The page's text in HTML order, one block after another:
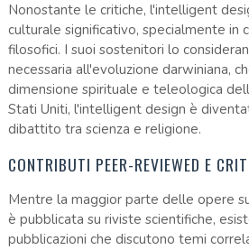
Nonostante le critiche, l'intelligent
culturale significativo, specialmente in
filosofici. I suoi sostenitori lo
necessaria all'evoluzione darwiniana,
dimensione spirituale e teleologica
Stati Uniti, l'intelligent design è
dibattito tra scienza e religione.
CONTRIBUTI PEER-REVIEWED E
Mentre la maggior parte delle opere
è pubblicata su riviste scientifiche,
pubblicazioni che discutono temi